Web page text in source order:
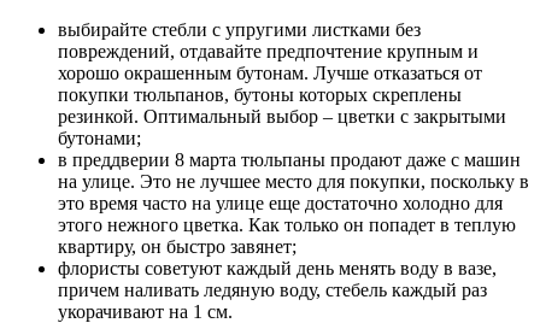
выбирайте стебли с упругими листками без
повреждений, отдавайте предпочтение крупным и
хорошо окрашенным бутонам. Лучше отказаться от
покупки тюльпанов, бутоны которых скреплены
резинкой. Оптимальный выбор – цветки с закрытыми
бутонами;
в преддверии 8 марта тюльпаны продают даже с машин
на улице. Это не лучшее место для покупки, поскольку в
это время часто на улице еще достаточно холодно для
этого нежного цветка. Как только он попадет в теплую
квартиру, он быстро завянет;
флористы советуют каждый день менять воду в вазе,
причем наливать ледяную воду, стебель каждый раз
укорачивают на 1 см.